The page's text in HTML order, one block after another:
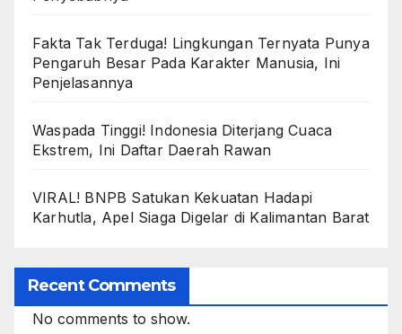
Fakta Tak Terduga! Lingkungan Ternyata Punya
Pengaruh Besar Pada Karakter Manusia, Ini
Penjelasannya
Waspada Tinggi! Indonesia Diterjang Cuaca
Ekstrem, Ini Daftar Daerah Rawan
VIRAL! BNPB Satukan Kekuatan Hadapi
Karhutla, Apel Siaga Digelar di Kalimantan Barat
Recent Comments
No comments to show.